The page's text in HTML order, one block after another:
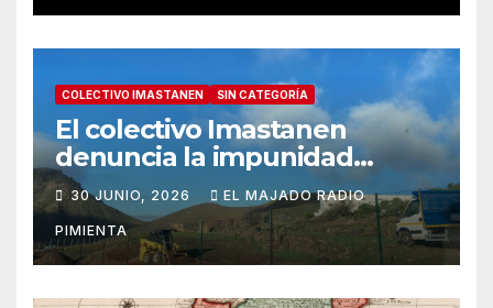
COLECTIVO IMASTANEN SIN CATEGORÍA
El colectivo Imastanen
denuncia la impunidad
urbanística en Arona: las
obras ilegales en suelo
rústico ya denunciadas en
marzo prosiguen ante la
inoperancia institucional
30 JUNIO, 2026 EL MAJADO RADIO
PIMIENTA